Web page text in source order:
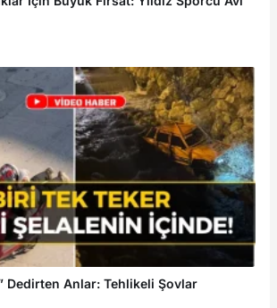
Dedirten Anlar: Tehlikeli Şovlar